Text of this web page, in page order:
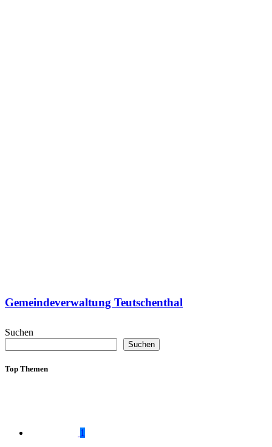
Gemeindeverwaltung Teutschenthal
Suchen
Suchen
Top Themen
1